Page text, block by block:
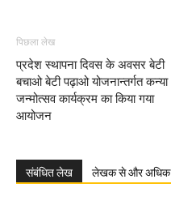
पिछला लेख
प्रदेश स्थापना दिवस के अवसर बेटी
बचाओ बेटी पढ़ाओ योजनान्तर्गत कन्या
जन्मोत्सव कार्यक्रम का किया गया
आयोजन
संबंधित लेख लेखक से और अधिक